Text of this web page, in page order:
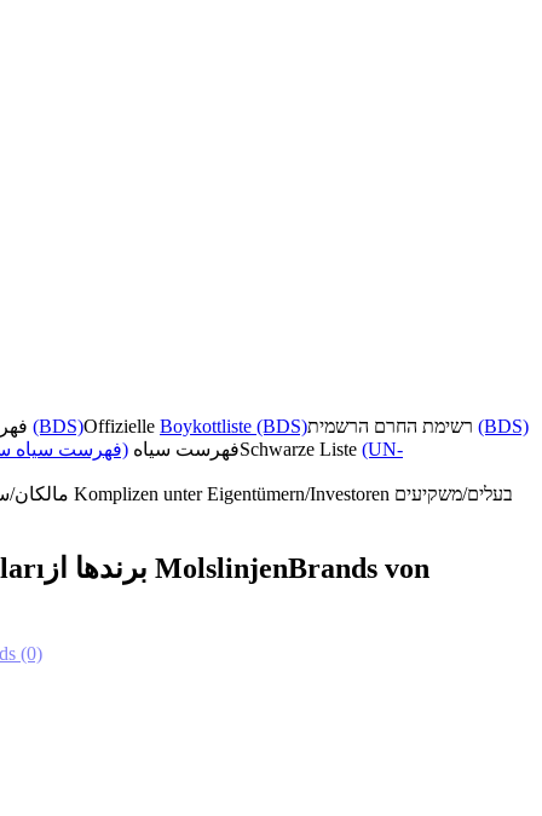
(BDS)Offizielle Boykottliste (BDS)
(BDS)
فهرست سیاه (فهرست سیاه Schwarze Liste (UN-
Komplizen unter Eigentümern/Investoren בעלים/משקיעים
برندها از MolslinjenBrands von
(0)